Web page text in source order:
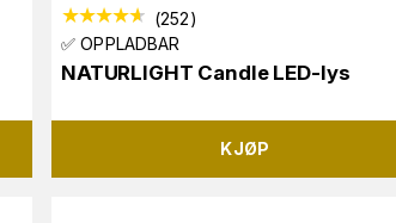
(252)
✅ OPPLADBAR
NATURLIGHT Candle LED-lys
KJØP